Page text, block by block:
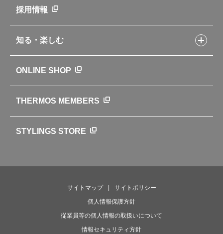
新製品一覧
カタログ
ニュース
世界のサーモス
サーモスの歴史
採用情報
知る・楽しむ
クラブサーモス
WEBマガジン
お弁当にエールを込めて
ONLINE SHOP
THERMOS MEMBERS
STYLINGS STORE
サイトマップ
サイトポリシー
個人情報保護方針
従業員等の個人情報の取扱いについて
情報セキュリティ方針